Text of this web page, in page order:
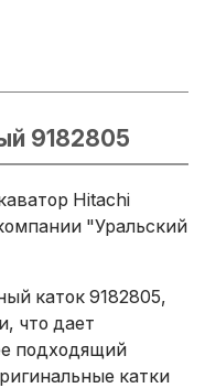
9182805
Hitachi
"Уральский
каток 9182805,
что дает
подходящий
катки